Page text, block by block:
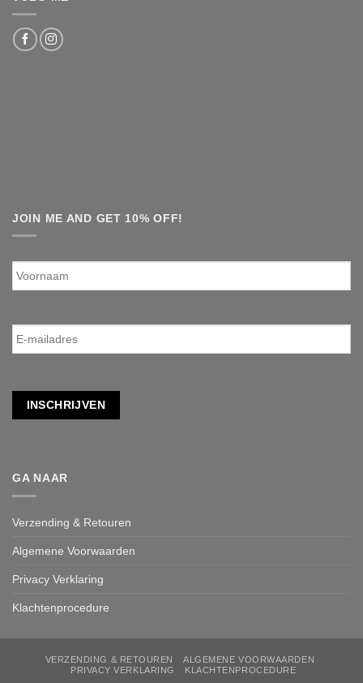
JOIN ME AND GET 10% OFF!
Voornaam
E-
mailadres *
INSCHRIJVEN
GA NAAR
Verzending & Retouren
Algemene Voorwaarden
Privacy Verklaring
Klachtenprocedure
VERZENDING & RETOUREN
ALGEMENE VOORWAARDEN
PRIVACY VERKLARING
KLACHTENPROCEDURE